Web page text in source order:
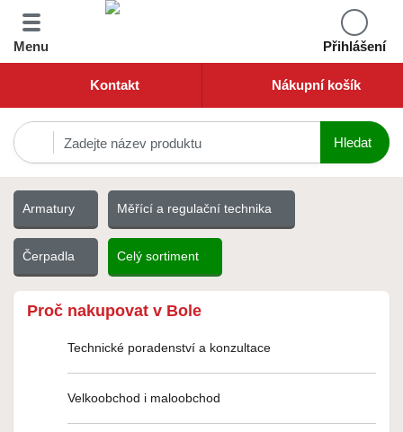
Menu Přihlášení
Kontakt Nákupní košík
Armatury Měřící a regulační technika
Čerpadla Celý sortiment
Proč nakupovat v Bole
Technické poradenství a konzultace
Velkoobchod i maloobchod